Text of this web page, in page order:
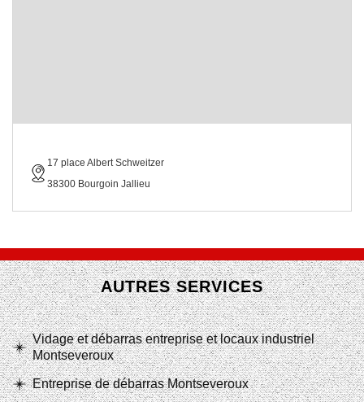
17 place Albert Schweitzer
38300 Bourgoin Jallieu
AUTRES SERVICES
Vidage et débarras entreprise et locaux industriel
Montseveroux
Entreprise de débarras Montseveroux